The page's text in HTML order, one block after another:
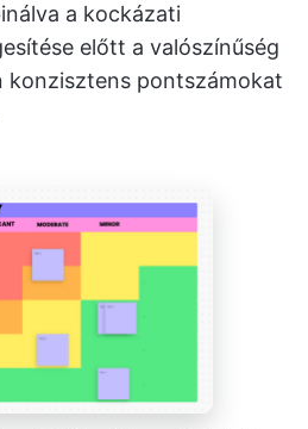
a kockázati
előtt a valószínűség
konzisztens pontszámokat